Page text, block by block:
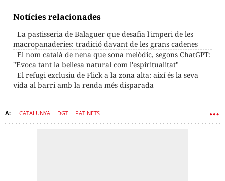
Notícies relacionades
La pastisseria de Balaguer que desafia l'imperi de les
macropanaderies: tradició davant de les grans cadenes
El nom català de nena que sona melòdic, segons ChatGPT:
"Evoca tant la bellesa natural com l'espiritualitat"
El refugi exclusiu de Flick a la zona alta: així és la seva
vida al barri amb la renda més disparada
CATALUNYA DGT PATINETS